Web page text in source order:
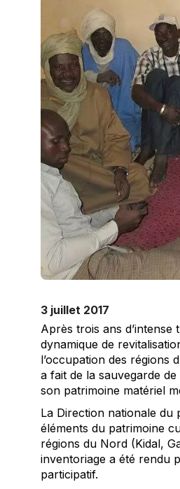
3 juillet 2017
Après trois ans
dynamique de
l’occupation des régions
a fait de la sauvegarde
son patrimoine matériel
La Direction nationale du
éléments du patrimoine
régions du Nord (Kidal,
inventoriage a été rendu
participatif.